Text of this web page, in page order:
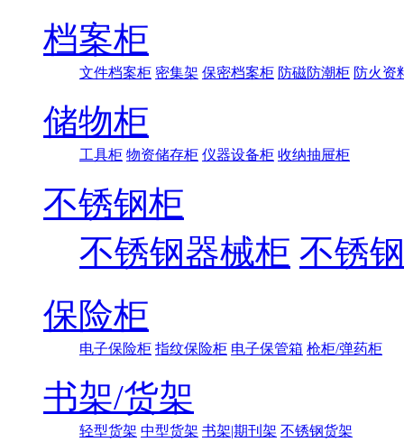
档案柜
文件档案柜 密集架 保密档案柜 防磁防潮柜 防火资
储物柜
工具柜 物资储存柜 仪器设备柜 收纳抽屉柜
不锈钢柜
不锈钢器械柜 不锈
保险柜
电子保险柜 指纹保险柜 电子保管箱 枪柜/弹药柜
书架/货架
轻型货架 中型货架 书架|期刊架 不锈钢货架